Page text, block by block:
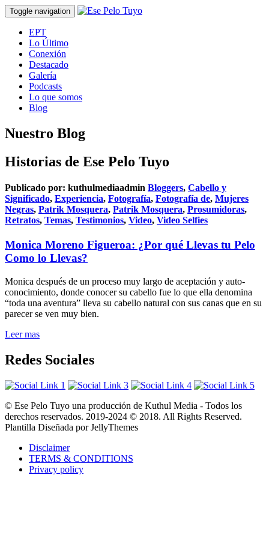
Toggle navigation
EPT
Lo Último
Conexión
Destacado
Galería
Podcasts
Lo que somos
Blog
Nuestro Blog
Historias de Ese Pelo Tuyo
Publicado por: kuthulmediaadmin Bloggers, Cabello y
Significado, Experiencia, Fotografía, Fotografía de, Mujeres
Negras, Patrik Mosquera, Patrik Mosquera, Prosumidoras,
Retratos, Temas, Testimonios, Video, Video Selfies
Monica Moreno Figueroa: ¿Por qué Llevas tu Pelo
Como lo Llevas?
Monica después de un proceso muy largo de aceptación y auto-
conocimiento, donde conocer su cabello fue lo que ella denomina
“toda una aventura” lleva su cabello natural con sus canas que en su
parecer se ven muy bien.
Leer mas
Redes Sociales
© Ese Pelo Tuyo una producción de Kuthul Media - Todos los
derechos reservados. 2019-2024 © 2018. All Rights Reserved.
Plantilla Diseñada por JellyThemes
Disclaimer
TERMS & CONDITIONS
Privacy policy